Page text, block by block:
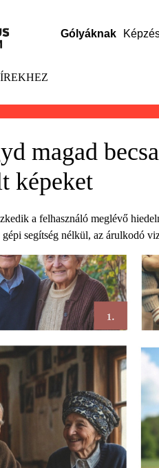
Gólyáknak
magad
képeket
a felhasználó meglévő
gépi segítség nélkül, az árulkodó